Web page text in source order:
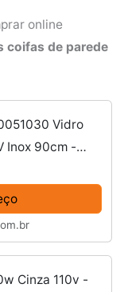
online
coifas de parede
Vidro
Inox 90cm -
Cinza 110v -